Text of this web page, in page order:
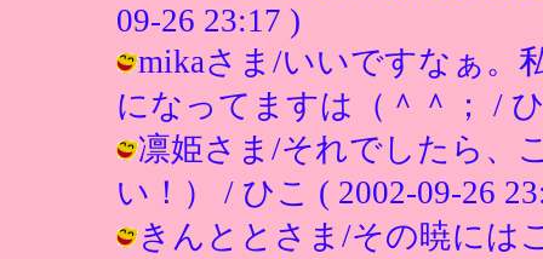
09-26 23:17 )
mikaさま/いいですなぁ。
になってますは（＾＾； /
凛姫さま/それでしたら、
い！） / ひこ ( 2002-09-26
きんととさま/その暁には